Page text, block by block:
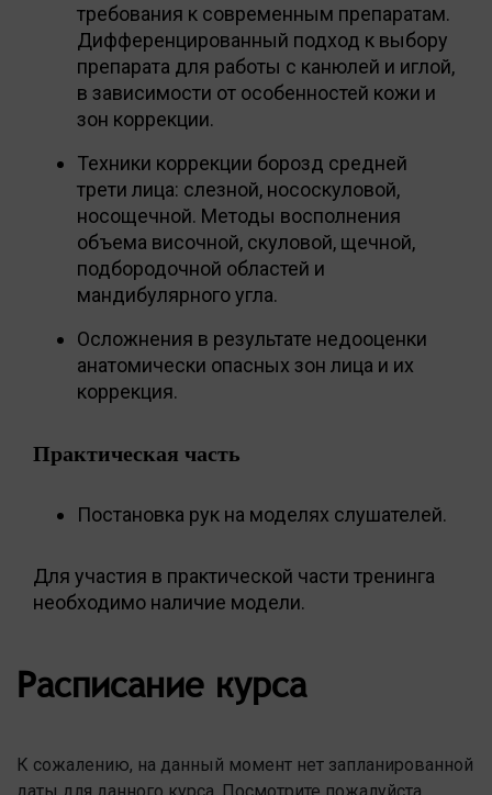
требования к современным препаратам.
Дифференцированный подход к выбору
препарата для работы с канюлей и иглой,
в зависимости от особенностей кожи и
зон коррекции.
Техники коррекции борозд средней
трети лица: слезной, нососкуловой,
носощечной. Методы восполнения
объема височной, скуловой, щечной,
подбородочной областей и
мандибулярного угла.
Осложнения в результате недооценки
анатомически опасных зон лица и их
коррекция.
Практическая часть
Постановка рук на моделях слушателей.
Для участия в практической части тренинга
необходимо наличие модели.
Расписание курса
К сожалению, на данный момент нет запланированной